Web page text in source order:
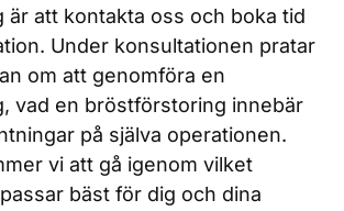
att kontakta oss och boka tid
Under konsultationen pratar
om att genomföra en
vad en bröstförstoring innebär
på själva operationen.
vi att gå igenom vilket
bäst för dig och dina